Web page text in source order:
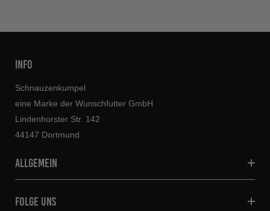
INFO
Schnauzenkumpel
eine Marke der Wunschfutter GmbH
Lindenhorster Str. 142
44147 Dortmund
allgemein
folge uns